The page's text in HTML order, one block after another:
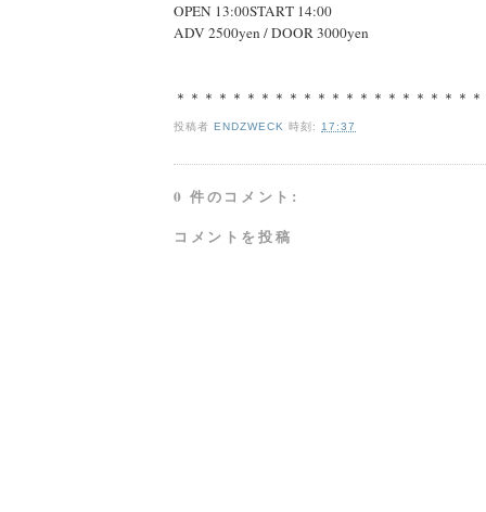
OPEN 13:00START 14:00
ADV 2500yen / DOOR 3000yen
＊＊＊＊＊＊＊＊＊＊＊＊＊＊＊＊＊＊＊＊＊
投稿者ENDZWECK 時刻: 17:37
0 件のコメント:
コメントを投稿